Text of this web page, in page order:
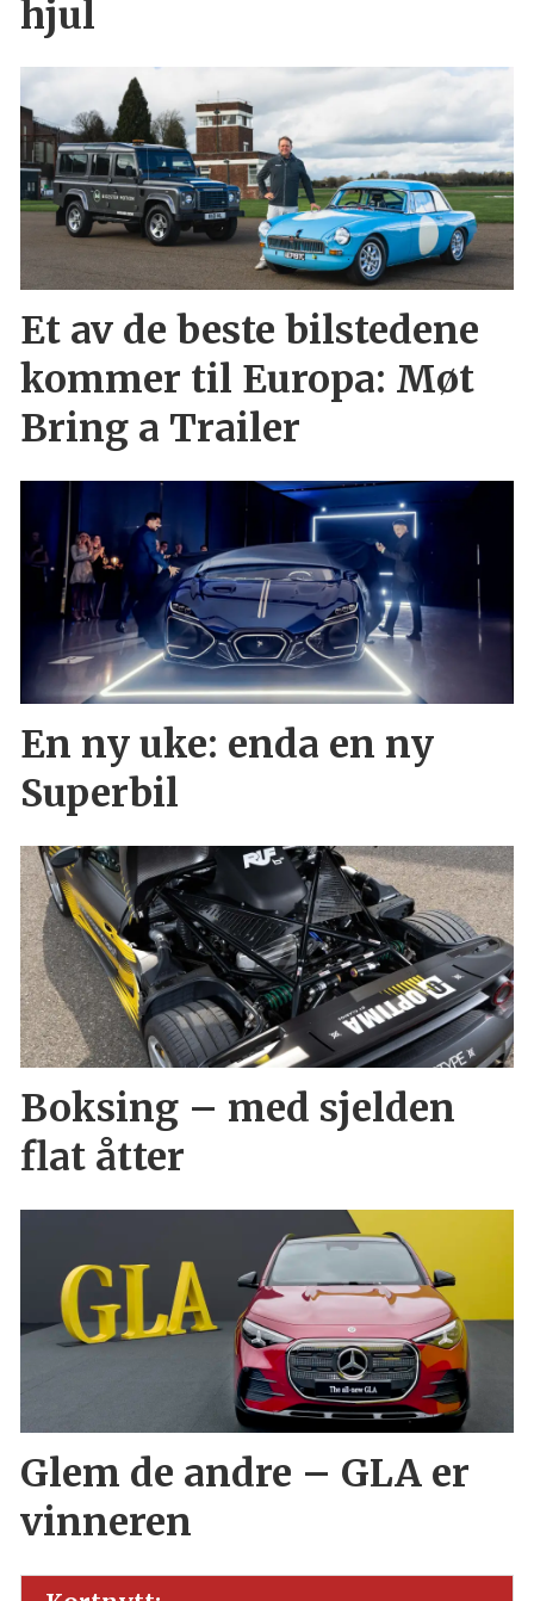
hjul
Et av de beste bilstedene
kommer til Europa: Møt
Bring a Trailer
En ny uke: enda en ny
Superbil
Boksing – med sjelden
flat åtter
Glem de andre – GLA er
vinneren